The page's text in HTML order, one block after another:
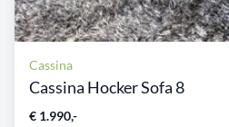
Cassina
Cassina Hocker Sofa 8
€ 1.990,-